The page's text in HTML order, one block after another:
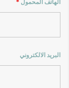
المحمول*
الالكتروني